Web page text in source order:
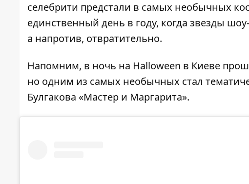
селебрити предстали в самых необычных
единственный день в году, когда звезды
а напротив, отвратительно.
Напомним, в ночь на Halloween в Киеве
но одним из самых необычных стал
Булгакова «Мастер и Маргарита».